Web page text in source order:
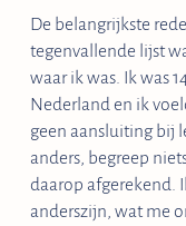
De belangrijkste
tegenvallende lijst
waar ik was. Ik was
Nederland en ik
geen aansluiting bij
anders, begreep
daarop afgerekend.
anderszijn, wat me